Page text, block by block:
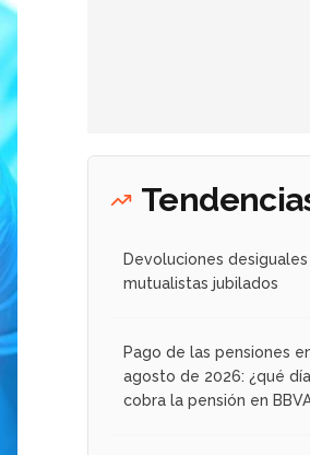
Devoluciones
mutualistas jubilados
Pago de las pensiones
agosto de 2026: ¿qué
cobra la pensión en